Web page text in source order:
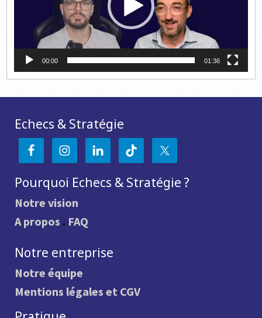
00:00 01:36
Echecs & Stratégie
Pourquoi Echecs & Stratégie ?
Notre vision
A propos . FAQ
Notre entreprise
Notre équipe
Mentions légales et CGV